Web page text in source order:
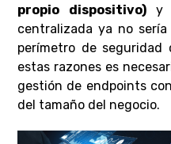
propio dispositivo)y
centralizada ya no
perímetro de seguridad
estas razones es
gestión de endpoints
del tamaño del negocio.